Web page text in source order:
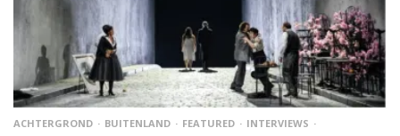
ACHTERGROND BUITENLAND FEATURED
INTERVIEWS